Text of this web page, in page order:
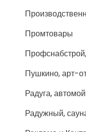
Промтовары
Пушкино, арт-
Радуга,
Радужный,